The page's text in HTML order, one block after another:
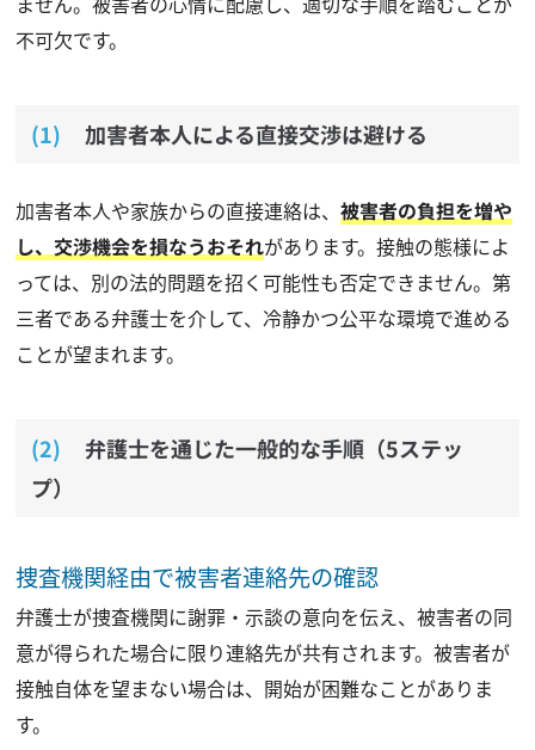
不可欠です。
加害者本人による直接交渉は避ける
加害者本人や家族からの直接連絡は、 被害者の負担を増や
し、交渉機会を損なうおそれがあります。接触の態様によ
っては、別の法的問題を招く可能性も否定できません。第
三者である弁護士を介して、冷静かつ公平な環境で進める
ことが望まれます。
弁護士を通じた一般的な手順（5ステッ
プ）
捜査機関経由で被害者連絡先の確認
弁護士が捜査機関に謝罪・示談の意向を伝え、被害者の同
意が得られた場合に限り連絡先が共有されます。被害者が
接触自体を望まない場合は、開始が困難なことがありま
す。